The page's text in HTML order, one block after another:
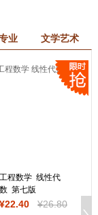
业 文学艺术
工程数学 线性代
数 第七版
¥22.40 ¥26.80